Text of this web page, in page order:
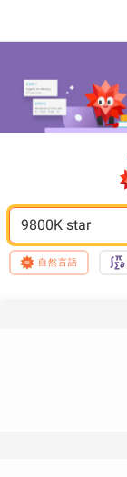
9800K star
自然言語